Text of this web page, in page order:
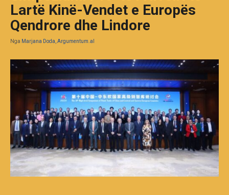
Lartë Kinë-Vendet e Europës
Qendrore dhe Lindore
Nga Marjana Doda, Argumentum.al